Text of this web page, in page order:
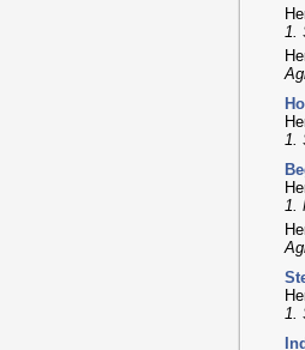
1.
1.
1.
1.